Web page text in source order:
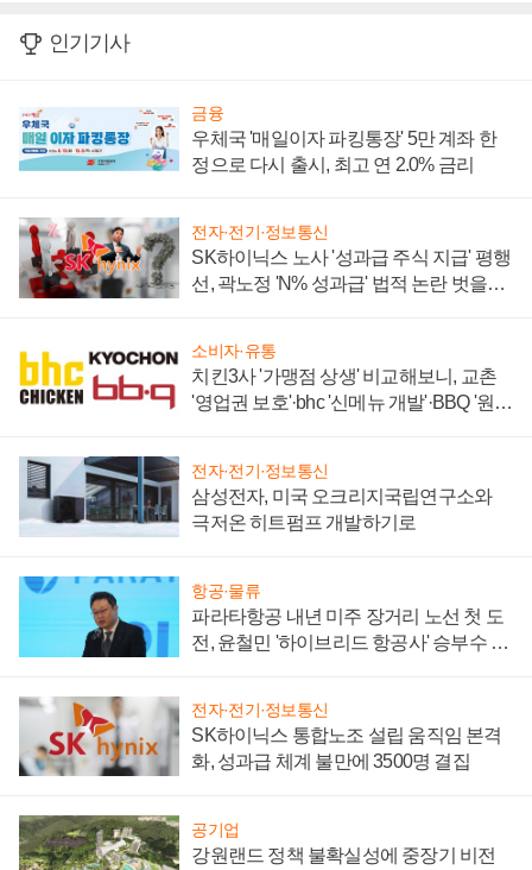
인기기사
금융
우체국 '매일이자 파킹통장' 5만 계좌 한
정으로 다시 출시, 최고 연 2.0% 금리
전자·전기·정보통신
SK하이닉스 노사 '성과급 주식 지급' 평행
선, 곽노정 'N% 성과급' 법적 논란 벗을지
소비자·유통
치킨3사 '가맹점 상생' 비교해보니, 교촌
'영업권 보호'·bhc '신메뉴 개발'·BBQ '원가
전자·전기·정보통신
삼성전자, 미국 오크리지국립연구소와
극저온 히트펌프 개발하기로
항공·물류
파라타항공 내년 미주 장거리 노선 첫 도
전, 윤철민 '하이브리드 항공사' 승부수 통
전자·전기·정보통신
SK하이닉스 통합노조 설립 움직임 본격
화, 성과급 체계 불만에 3500명 결집
공기업
강원랜드 정책 불확실성에 중장기 비전